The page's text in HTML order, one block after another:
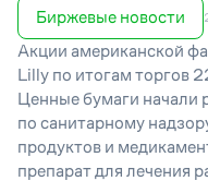
Биржевые новости
Акции американской
Lilly по итогам торгов
Ценные бумаги начали
по санитарному
продуктов и
препарат для лечения